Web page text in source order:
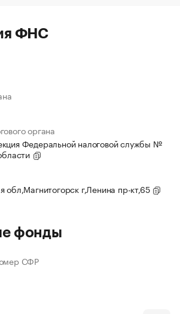
ФНС
органа
Федеральной налоговой службы №
обл,Магнитогорск г,Ленина пр-кт,65
фонды
СФР